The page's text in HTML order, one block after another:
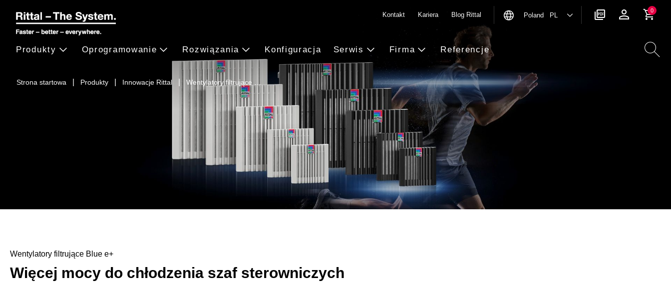
Strona startowa Produkty Innowacje Rittal Wentylatory filtrujące …
Produkty Oprogramowanie Rozwiązania Konfiguracja Serwis Firma Referencje
Kontakt Kariera Blog Rittal Poland PL
0
Wentylatory filtrujące Blue e+
Więcej mocy do chłodzenia szaf sterowniczych